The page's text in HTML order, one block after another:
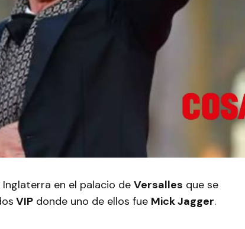
Inglaterra en el palacio de Versalles que se
VIP donde uno de ellos fue Mick Jagger.